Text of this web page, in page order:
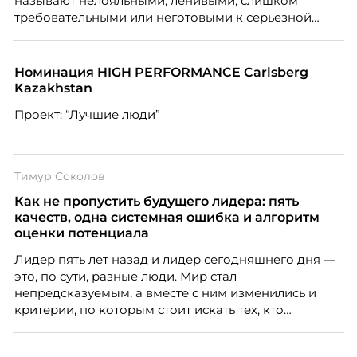
требовательными или неготовыми к серьезной
кадровых ошибок. В этой статье Марина Ускова,
руководитель отдела подбора персонала
распространенные мифы о зумерах и объясняет,
бизнесу находить и удерживать сильных
Номинация HIGH PERFORMANCE Carlsberg
Kazakhstan
Проект: “Лучшие люди”
Тимур Соколов
Как не пропустить будущего лидера: пять
качеств, одна системная ошибка и алгоритм
оценки потенциала
Лидер пять лет назад и лидер сегодняшнего дня —
это, по сути, разные люди. Мир стал
непредсказуемым, а вместе с ним изменились и
критерии, по которым стоит искать тех, кто